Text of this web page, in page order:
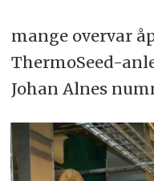
mange overvar
ThermoSeed-
Johan Alnes